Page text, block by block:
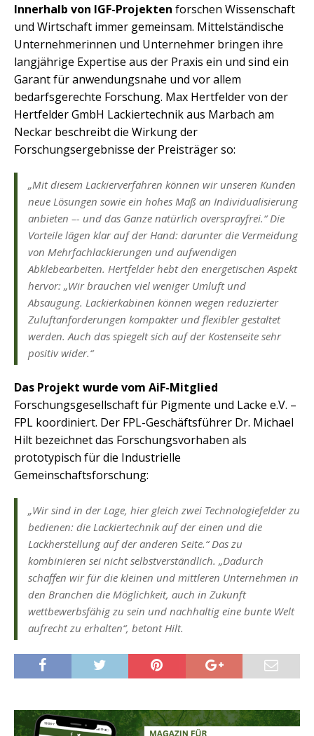
Innerhalb von IGF-Projekten forschen Wissenschaft
und Wirtschaft immer gemeinsam. Mittelständische
Unternehmerinnen und Unternehmer bringen ihre
langjährige Expertise aus der Praxis ein und sind ein
Garant für anwendungsnahe und vor allem
bedarfsgerechte Forschung. Max Hertfelder von der
Hertfelder GmbH Lackiertechnik aus Marbach am
Neckar beschreibt die Wirkung der
Forschungsergebnisse der Preisträger so:
„Mit diesem Lackierverfahren können wir unseren Kunden
neue Lösungen sowie ein hohes Maß an Individualisierung
anbieten –- und das Ganze natürlich oversprayfrei.“ Die
Vorteile lägen klar auf der Hand: darunter die Vermeidung
von Mehrfachlackierungen und aufwendigen
Abklebearbeiten. Hertfelder hebt den energetischen Aspekt
hervor: „Wir brauchen viel weniger Umluft und
Absaugung. Lackierkabinen können wegen reduzierter
Zuluftanforderungen kompakter und flexibler gestaltet
werden. Auch das spiegelt sich auf der Kostenseite sehr
positiv wider.“
Das Projekt wurde vom AiF-Mitglied
Forschungsgesellschaft für Pigmente und Lacke e.V. –
FPL koordiniert. Der FPL-Geschäftsführer Dr. Michael
Hilt bezeichnet das Forschungsvorhaben als
prototypisch für die Industrielle
Gemeinschaftsforschung:
„Wir sind in der Lage, hier gleich zwei Technologiefelder zu
bedienen: die Lackiertechnik auf der einen und die
Lackherstellung auf der anderen Seite.“ Das zu
kombinieren sei nicht selbstverständlich. „Dadurch
schaffen wir für die kleinen und mittleren Unternehmen in
den Branchen die Möglichkeit, auch in Zukunft
wettbewerbsfähig zu sein und nachhaltig eine bunte Welt
aufrecht zu erhalten“, betont Hilt.